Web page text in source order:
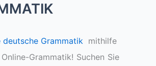
deutsche Grammatik mithilfe
Grammatik! Suchen Sie